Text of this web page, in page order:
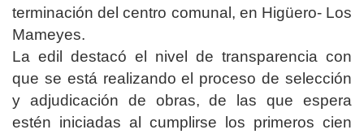
terminación del centro comunal, en Higüero- Los
Mameyes.
La edil destacó el nivel de transparencia con
que se está realizando el proceso de selección
y adjudicación de obras, de las que espera
estén iniciadas al cumplirse los primeros cien